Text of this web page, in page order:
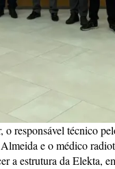
responsável técnico
e o médico
a estrutura da Elekta,